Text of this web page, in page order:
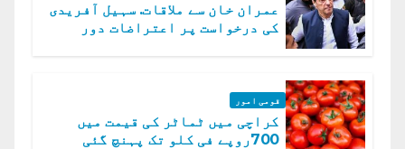
عمران خان سے ملاقات. سہیل آفریدی
کی درخواست پر اعتراضات دور
قومی امور
کراچی میں ٹماٹر کی قیمت میں
700روپے فی کلو تک پہنچ گئی